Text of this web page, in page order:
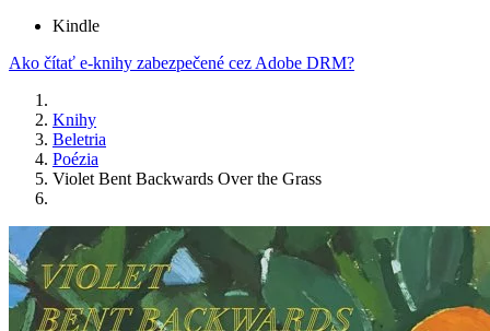
Kindle
Ako čítať e-knihy zabezpečené cez Adobe DRM?
Knihy
Beletria
Poézia
Violet Bent Backwards Over the Grass